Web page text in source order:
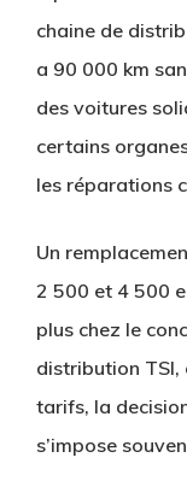
chaine de
a 90 000 km
des voitures
certains
les réparations
Un
2 500 et 4 500
plus chez le
distribution TSI,
tarifs, la
s’impose